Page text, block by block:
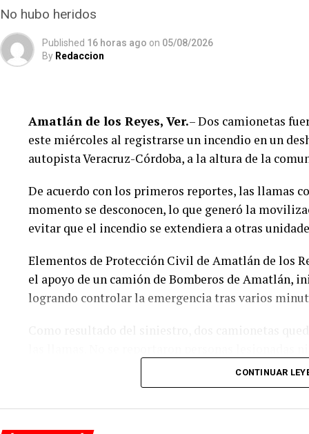
No hubo heridos
Published 16 horas ago on 05/08/2026
By Redaccion
Amatlán de los Reyes, Ver.– Dos camionetas
este miércoles al registrarse un incendio en un
autopista Veracruz-Córdoba, a la altura de la
De acuerdo con los primeros reportes, las llamas
momento se desconocen, lo que generó la
evitar que el incendio se extendiera a otras
Elementos de Protección Civil de Amatlán de los
el apoyo de un camión de Bomberos de Amatlán,
logrando controlar la emergencia tras varios
CONTINUAR